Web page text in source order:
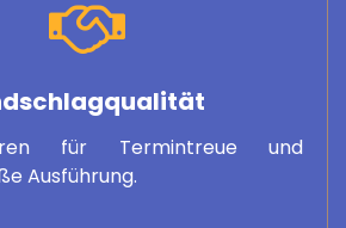
für Termintreue und
Ausführung.
muss man sich aufeinander verlassen
unser Wort können Sie zählen!